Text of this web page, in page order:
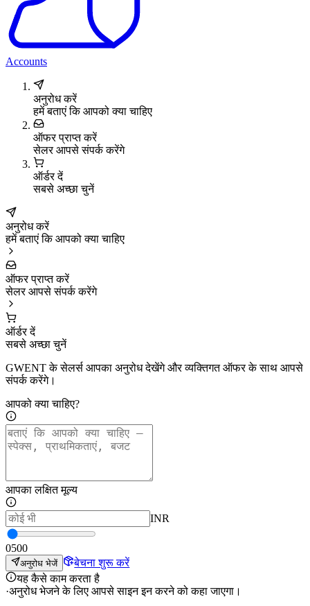
Accounts
अनुरोध करें
हमें बताएं कि आपको क्या चाहिए
ऑफर प्राप्त करें
सेलर आपसे संपर्क करेंगे
ऑर्डर दें
सबसे अच्छा चुनें
अनुरोध करें
हमें बताएं कि आपको क्या चाहिए
ऑफर प्राप्त करें
सेलर आपसे संपर्क करेंगे
ऑर्डर दें
सबसे अच्छा चुनें
GWENT के सेलर्स आपका अनुरोध देखेंगे और व्यक्तिगत ऑफर के साथ आपसे
संपर्क करेंगे।
आपको क्या चाहिए?
आपका लक्षित मूल्य
INR
0500
अनुरोध भेजें
बेचना शुरू करें
यह कैसे काम करता है
·अनुरोध भेजने के लिए आपसे साइन इन करने को कहा जाएगा।